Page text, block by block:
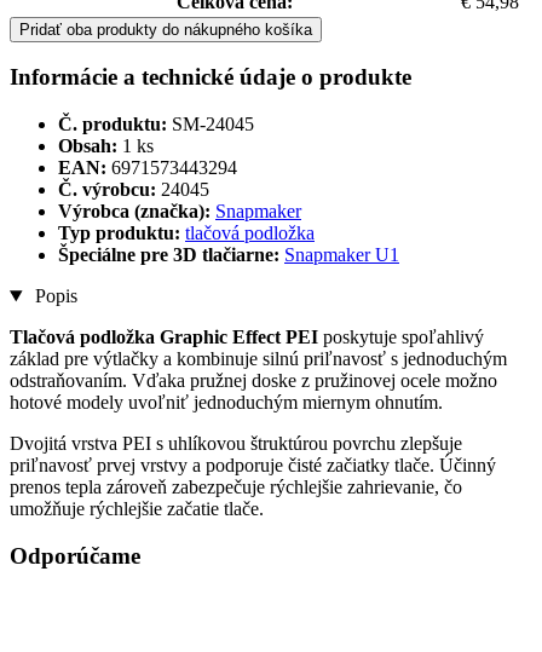
Pridať oba produkty do nákupného košíka
Informácie a technické údaje o produkte
Č. produktu: SM-24045
Obsah: 1 ks
EAN: 6971573443294
Č. výrobcu: 24045
Výrobca (značka): Snapmaker
Typ produktu: tlačová podložka
Špeciálne pre 3D tlačiarne: Snapmaker U1
Popis
Tlačová podložka Graphic Effect PEI poskytuje spoľahlivý
základ pre výtlačky a kombinuje silnú priľnavosť s jednoduchým
odstraňovaním. Vďaka pružnej doske z pružinovej ocele možno
hotové modely uvoľniť jednoduchým miernym ohnutím.
Dvojitá vrstva PEI s uhlíkovou štruktúrou povrchu zlepšuje
priľnavosť prvej vrstvy a podporuje čisté začiatky tlače. Účinný
prenos tepla zároveň zabezpečuje rýchlejšie zahrievanie, čo
umožňuje rýchlejšie začatie tlače.
Odporúčame